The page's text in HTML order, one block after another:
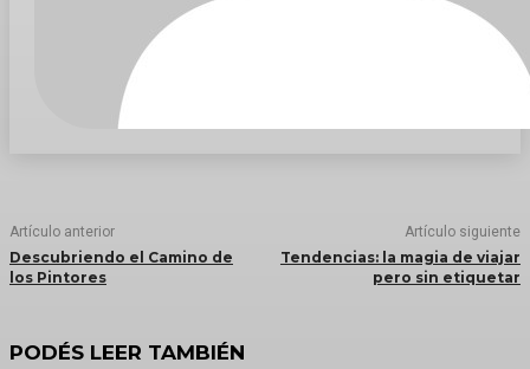
Artículo anterior
Descubriendo el Camino de
los Pintores
Artículo siguiente
Tendencias: la magia de viajar
pero sin etiquetar
PODÉS LEER TAMBIÉN